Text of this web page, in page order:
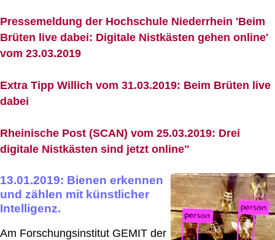
Pressemeldung der Hochschule Niederrhein 'Beim
Brüten live dabei: Digitale Nistkästen gehen online'
vom 23.03.2019
Extra Tipp Willich vom 31.03.2019: Beim Brüten live
dabei
Rheinische Post (SCAN) vom 25.03.2019: Drei
digitale Nistkästen sind jetzt online"
13.01.2019: Bienen erkennen
und zählen mit künstlicher
Intelligenz.
Am Forschungsinstitut GEMIT der